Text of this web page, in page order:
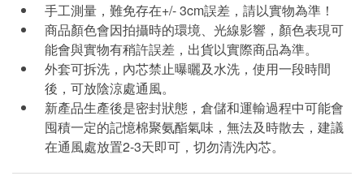
手工測量，難免存在+/- 3cm誤差，請以實物為準！
商品顏色會因拍攝時的環境、光線影響，顏色表現可
能會與實物有稍許誤差，出貨以實際商品為準。
外套可拆洗，內芯禁止曝曬及水洗，使用一段時間
後，可放陰涼處通風。
新產品生產後是密封狀態，倉儲和運輸過程中可能會
囤積一定的記憶棉聚氨酯氣味，無法及時散去，建議
在通風處放置2-3天即可，切勿清洗內芯。